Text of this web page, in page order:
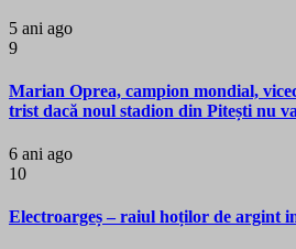
5 ani ago
9
Marian Oprea, campion mondial,
trist dacă noul stadion din Pitești nu
6 ani ago
10
Electroargeș – raiul hoților de argint